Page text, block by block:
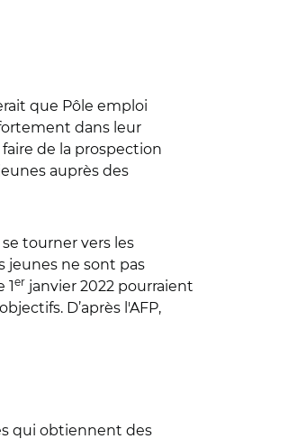
que Pôle emploi
dans leur
de la prospection
auprès des
tourner vers les
jeunes ne sont pas
1er janvier 2022 pourraient
D’après l'AFP,
qui obtiennent des